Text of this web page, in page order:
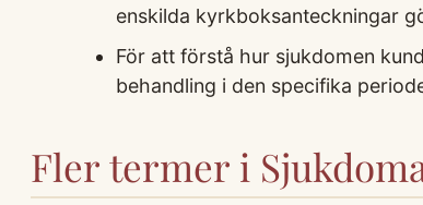
enskilda kyrkboksanteckningar
För att förstå hur sjukdomen
behandling i den specifika
Fler termer i